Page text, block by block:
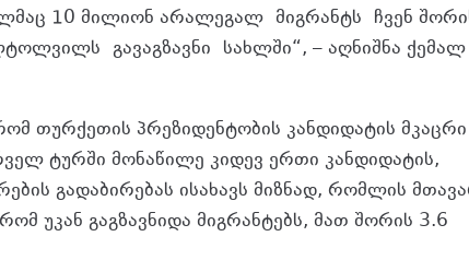
10 მილიონ არალეგალ მიგრანტს ჩვენ
გავაგზავნი სახლში“, – აღნიშნა ქემალ
თურქეთის პრეზიდენტობის კანდიდატის
ტურში მონაწილე კიდევ ერთი კანდიდატის,
გადაბირებას ისახავს მიზნად, რომლის
უკან გაგზავნიდა მიგრანტებს, მათ შორის 3.6